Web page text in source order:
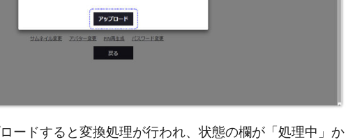
ードすると変換処理が行われ、状態の欄が「処理中」か